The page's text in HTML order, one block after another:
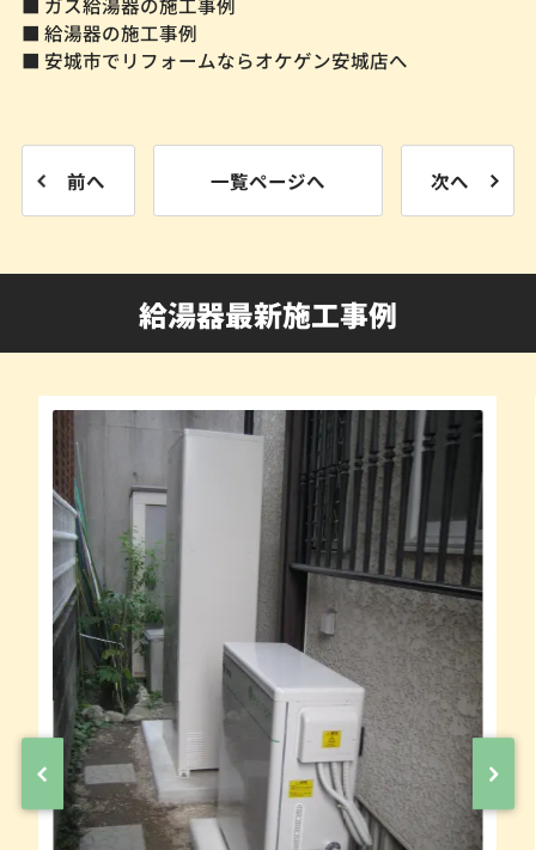
■ 給湯器の施工事例
■ 安城市でリフォームならオケゲン安城店へ
前へ 一覧ページへ 次へ
給湯器最新施工事例